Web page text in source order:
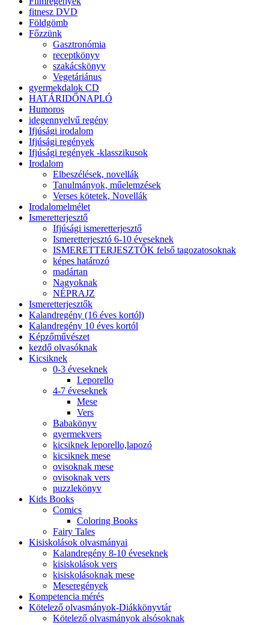
fitnesz DVD
Földgömb
Főzzünk
Gasztronómia
receptkönyv
szakácskönyv
Vegetáriánus
gyermekdalok CD
HATÁRIDŐNAPLÓ
Humoros
idegennyelvű regény
Ifjúsági irodalom
Ifjúsági regények
Ifjúsági regények -klasszikusok
Irodalom
Elbeszélések, novellák
Tanulmányok, műelemzések
Verses kötetek, Novellák
Irodalomelmélet
Ismeretterjesztő
Ifjúsági ismeretterjesztő
Ismeretterjesztó 6-10 éveseknek
ISMERETTERJESZTŐK felső tagozatosoknak
képes határozó
madártan
Nagyoknak
NÉPRAJZ
Ismeretterjesztők
Kalandregény (16 éves kortól)
Kalandregény 10 éves kortól
Képzőművészet
kezdő olvasóknak
Kicsiknek
0-3 éveseknek
Leporello
4-7 éveseknek
Mese
Vers
Babakönyv
gyermekvers
kicsiknek leporello,lapozó
kicsiknek mese
ovisoknak mese
ovisoknak vers
puzzlekönyv
Kids Books
Comics
Coloring Books
Fairy Tales
Kisiskolások olvasmányai
Kalandregény 8-10 éveseknek
kisiskolások vers
kisiskolásoknak mese
Meseregények
Kompetencia mérés
Kötelező olvasmányok-Diákkönyvtár
Kötelező olvasmányok alsósoknak